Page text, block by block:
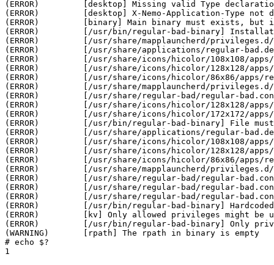
(ERROR)		[desktop] Missing valid Type declaration inside
(ERROR)		[desktop] X-Nemo-Application-Type not declared (use silica-qt5 for QML apps)
(ERROR)		[binary] Main binary must exists, but it is not found
(ERROR)		[/usr/bin/regular-bad-binary] Installation not allowed in this location
(ERROR)		[/usr/share/mapplauncherd/privileges.d/regular-bad.privileges] Installation not allowed in this location
(ERROR)		[/usr/share/applications/regular-bad.desktop] Executable is in wrong location
(ERROR)		[/usr/share/icons/hicolor/108x108/apps/regular-bad.png] Executable is in wrong location
(ERROR)		[/usr/share/icons/hicolor/128x128/apps/regular-bad-wrong.png] Executable is in wrong location
(ERROR)		[/usr/share/icons/hicolor/86x86/apps/regular-bad.png] Executable is in wrong location
(ERROR)		[/usr/share/mapplauncherd/privileges.d/regular-bad.privileges] Executable is in wrong location
(ERROR)		[/usr/share/regular-bad/regular-bad.conf] Executable is in wrong location
(ERROR)		[/usr/share/icons/hicolor/128x128/apps/regular-bad.png] Icon not found
(ERROR)		[/usr/share/icons/hicolor/172x172/apps/regular-bad.png] Icon not found
(ERROR)		[/usr/bin/regular-bad-binary] File must not be executable
(ERROR)		[/usr/share/applications/regular-bad.desktop] File must not be executable
(ERROR)		[/usr/share/icons/hicolor/108x108/apps/regular-bad.png] File must not be executable
(ERROR)		[/usr/share/icons/hicolor/128x128/apps/regular-bad-wrong.png] File must not be executable
(ERROR)		[/usr/share/icons/hicolor/86x86/apps/regular-bad.png] File must not be executable
(ERROR)		[/usr/share/mapplauncherd/privileges.d/regular-bad.privileges] File must not be executable
(ERROR)		[/usr/share/regular-bad/regular-bad.conf] File must not be executable
(ERROR)		[/usr/share/regular-bad/regular-bad.conf] User owner should be root
(ERROR)		[/usr/share/regular-bad/regular-bad.conf] Group owner should be root
(ERROR)		[/usr/bin/regular-bad-binary] Hardcoded path found
(ERROR)		[kv] Only allowed privileges might be used here
(ERROR)		[/usr/bin/regular-bad-binary] Only privileges for main binary are allowed
# echo $?